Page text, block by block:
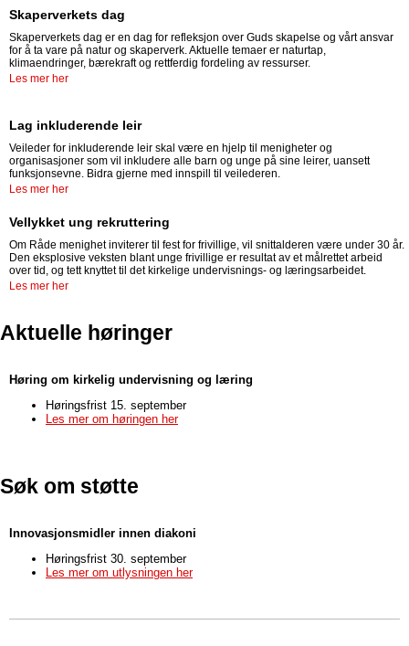
Skaperverkets dag
Skaperverkets dag er en dag for refleksjon over Guds skapelse og vårt ansvar
for å ta vare på natur og skaperverk. Aktuelle temaer er naturtap,
klimaendringer, bærekraft og rettferdig fordeling av ressurser.
Les mer her
Lag inkluderende leir
Veileder for inkluderende leir skal være en hjelp til menigheter og
organisasjoner som vil inkludere alle barn og unge på sine leirer, uansett
funksjonsevne. Bidra gjerne med innspill til veilederen.
Les mer her
Vellykket ung rekruttering
Om Råde menighet inviterer til fest for frivillige, vil snittalderen være under 30 år.
Den eksplosive veksten blant unge frivillige er resultat av et målrettet arbeid
over tid, og tett knyttet til det kirkelige undervisnings- og læringsarbeidet.
Les mer her
Aktuelle høringer
Høring om kirkelig undervisning og læring
Høringsfrist 15. september
Les mer om høringen her
Søk om støtte
Innovasjonsmidler innen diakoni
Høringsfrist 30. september
Les mer om utlysningen her